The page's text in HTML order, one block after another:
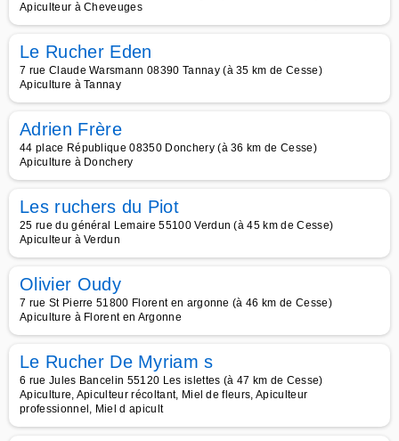
Apiculteur à Cheveuges
Le Rucher Eden
7 rue Claude Warsmann 08390 Tannay (à 35 km de Cesse)
Apiculture à Tannay
Adrien Frère
44 place République 08350 Donchery (à 36 km de Cesse)
Apiculture à Donchery
Les ruchers du Piot
25 rue du général Lemaire 55100 Verdun (à 45 km de Cesse)
Apiculteur à Verdun
Olivier Oudy
7 rue St Pierre 51800 Florent en argonne (à 46 km de Cesse)
Apiculture à Florent en Argonne
Le Rucher De Myriam s
6 rue Jules Bancelin 55120 Les islettes (à 47 km de Cesse)
Apiculture, Apiculteur récoltant, Miel de fleurs, Apiculteur
professionnel, Miel d apicult